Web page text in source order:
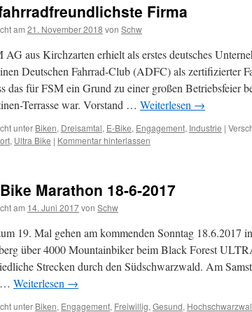
Firma
am 21. November 2018 von Schw
AG aus Kirchzarten erhielt als erstes deutsches
Deutschen Fahrrad-Club (ADFC) als zertifizierter
das für FSM ein Grund zu einer großen Betriebsfeier
Terrasse war. Vorstand … Weiterlesen →
unter Biken, Dreisamtal, E-Bike, Engagement, Industrie |
, Ultra Bike | Kommentar hinterlassen
Marathon 18-6-2017
am 14. Juni 2017von Schw
19. Mal gehen am kommenden Sonntag 18.6.2017
über 4000 Mountainbiker beim Black Forest
Strecken durch den Südschwarzwald. Am
… Weiterlesen →
unter Biken, Engagement, Freiwillig, Gesund,